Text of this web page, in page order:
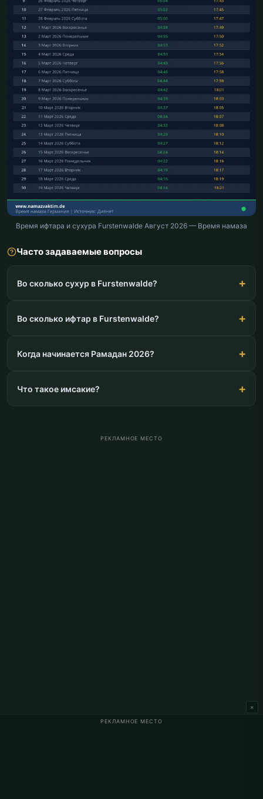
Время ифтара и сухура Furstenwalde Август 2026 — Время намаза
Часто задаваемые вопросы
Во сколько сухур в Furstenwalde?
Во сколько ифтар в Furstenwalde?
Когда начинается Рамадан 2026?
Что такое имсакие?
РЕКЛАМНОЕ МЕСТО
РЕКЛАМНОЕ МЕСТО
×